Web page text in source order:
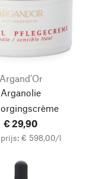
Argand’Or
Arganolie
€ 29,90
€ 598,00/l